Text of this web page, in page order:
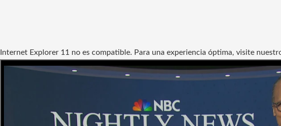
Internet Explorer 11 no es compatible. Para una experiencia óptima, visite